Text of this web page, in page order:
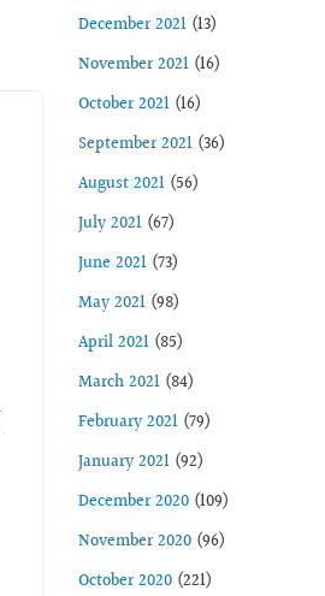
December 2021 (13)
November 2021 (16)
October 2021 (16)
September 2021 (36)
August 2021 (56)
July 2021 (67)
June 2021 (73)
May 2021 (98)
April 2021 (85)
March 2021 (84)
February 2021 (79)
January 2021 (92)
December 2020 (109)
November 2020 (96)
October 2020 (221)